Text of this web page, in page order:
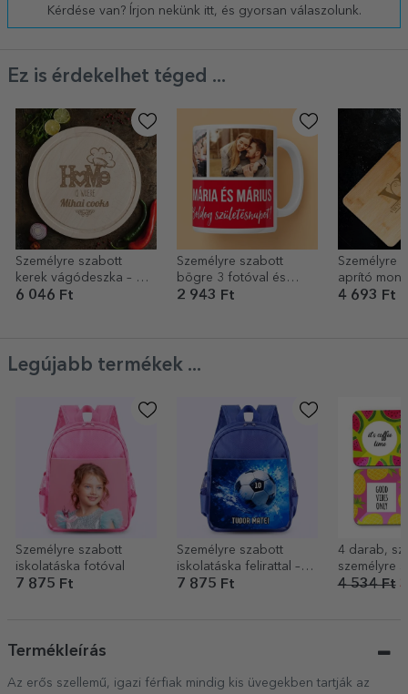
Kérdése van? Írjon nekünk itt, és gyorsan válaszolunk.
Ez is érdekelhet téged ...
Személyre szabott
kerek vágódeszka – Az
otthon ott van, ahol...
6 046 Ft
Személyre szabott
bögre 3 fotóval és
szöveggel
2 943 Ft
Személyre
aprító
névvel
4 693 Ft
Legújabb termékek ...
Személyre szabott
iskolatáska fotóval
7 875 Ft
Személyre szabott
iskolatáska felirattal –
Labdarúgás
7 875 Ft
4 darab,
személyre
pohártartó
4 534 Ft3
Termékleírás
Az erős szellemű, igazi férfiak mindig kis üvegekben tartják az